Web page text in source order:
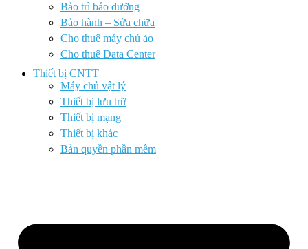
Bảo trì bảo dưỡng
Bảo hành – Sửa chữa
Cho thuê máy chủ ảo
Cho thuê Data Center
Thiết bị CNTT
Máy chủ vật lý
Thiết bị lưu trữ
Thiết bị mạng
Thiết bị khác
Bản quyền phần mềm